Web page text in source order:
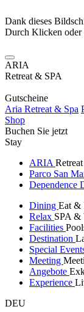
Dank dieses
Durch Klicken oder
ARIA
Retreat & SPA
Gutscheine
Aria Retreat & Spa
Shop
Buchen Sie jetzt
Stay
ARIA
Parco San
Dependence
Dining Eat &
Relax SPA &
Facilities
Destination
Special
Meeting
Angebote
Experience
DEU